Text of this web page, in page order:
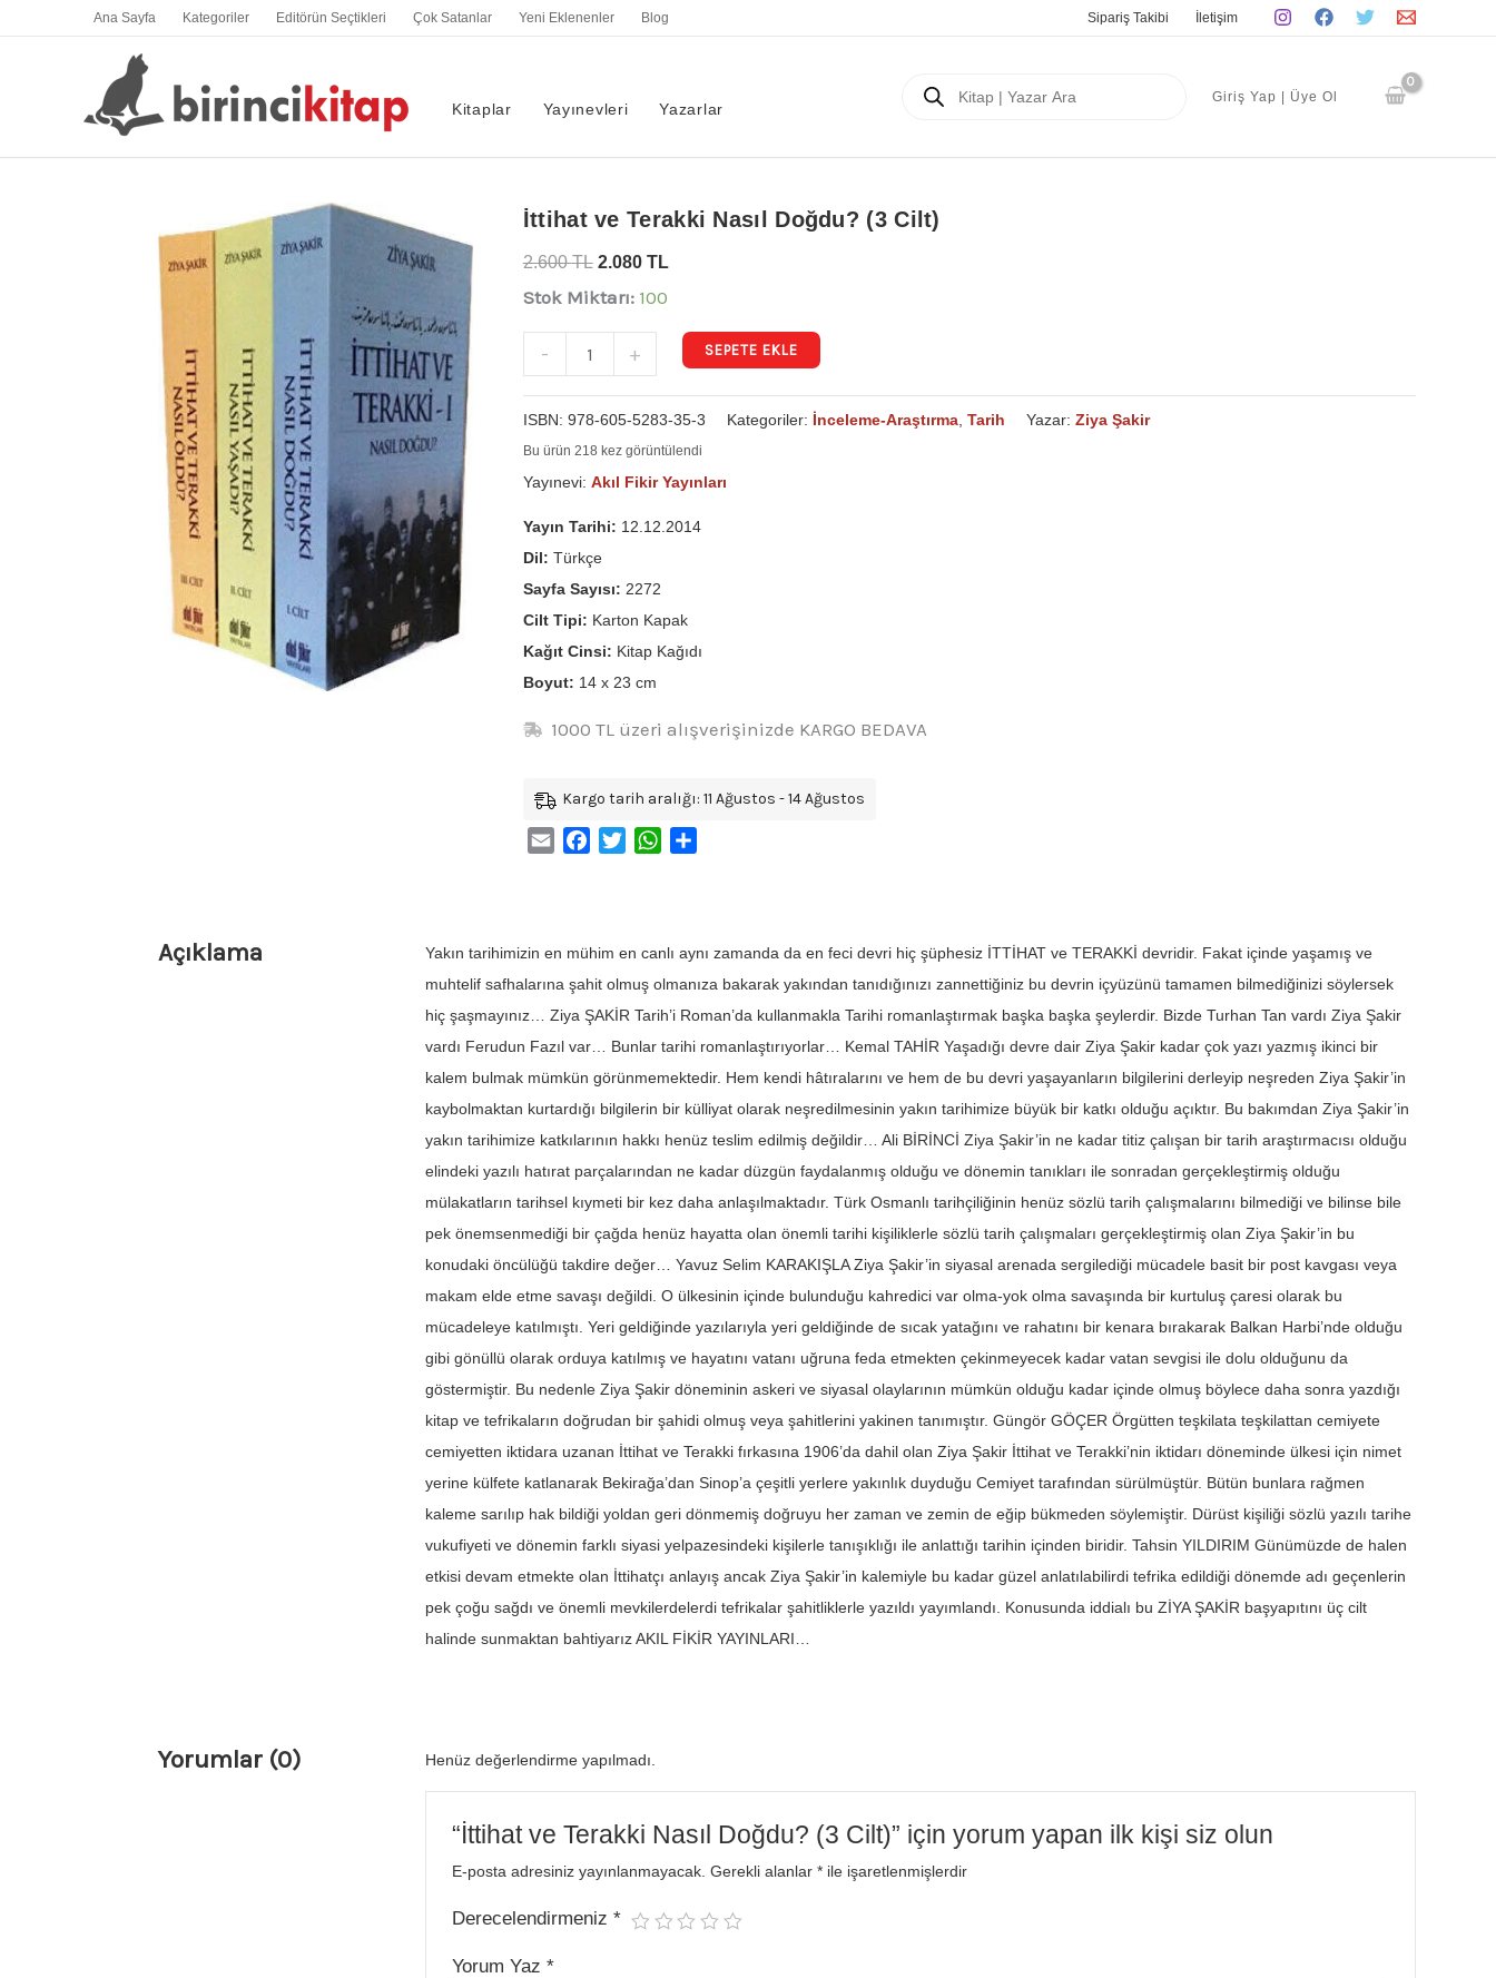
Ana Sayfa Kategoriler Editörün Seçtikleri Çok Satanlar Yeni Eklenenler Blog Sipariş Takibi İletişim
Kitaplar Yayınevleri Yazarlar
search
Giriş Yap | Üye Ol
İttihat ve Terakki Nasıl Doğdu? (3 Cilt)
2.600TL 2.080 TL
Stok Miktarı: 100
-
İttihat
Nasıl
(3
+ SEPETE EKLE
ISBN: 978-605-5283-35-3 Kategoriler: İnceleme-Araştırma, Tarih Yazar: Ziya Şakir
Bu ürün 218 kez görüntülendi
Yayınevi: Akıl Fikir Yayınları
Yayın Tarihi: 12.12.2014
Dil: Türkçe
Sayfa Sayısı: 2272
Cilt Tipi: Karton Kapak
Kağıt Cinsi: Kitap Kağıdı
Boyut: 14 x 23 cm
1000 TL üzeri alışverişinizde KARGO BEDAVA
Kargo tarih aralığı: 11 Ağustos - 14 Ağustos
Email FacebookTwitterWhatsApp
Açıklama
Yakın tarihimizin en mühim en canlı aynı zamanda da en feci devri hiç şüphesiz İTTİHAT ve TERAKKİ devridir. Fakat içinde yaşamış ve
muhtelif safhalarına şahit olmuş olmanıza bakarak yakından tanıdığınızı zannettiğiniz bu devrin içyüzünü tamamen bilmediğinizi söylersek
hiç şaşmayınız… Ziya ŞAKİR Tarih’i Roman’da kullanmakla Tarihi romanlaştırmak başka başka şeylerdir. Bizde Turhan Tan vardı Ziya Şakir
vardı Ferudun Fazıl var… Bunlar tarihi romanlaştırıyorlar… Kemal TAHİR Yaşadığı devre dair Ziya Şakir kadar çok yazı yazmış ikinci bir
kalem bulmak mümkün görünmemektedir. Hem kendi hâtıralarını ve hem de bu devri yaşayanların bilgilerini derleyip neşreden Ziya Şakir’in
kaybolmaktan kurtardığı bilgilerin bir külliyat olarak neşredilmesinin yakın tarihimize büyük bir katkı olduğu açıktır. Bu bakımdan Ziya Şakir’in
yakın tarihimize katkılarının hakkı henüz teslim edilmiş değildir… Ali BİRİNCİ Ziya Şakir’in ne kadar titiz çalışan bir tarih araştırmacısı olduğu
elindeki yazılı hatırat parçalarından ne kadar düzgün faydalanmış olduğu ve dönemin tanıkları ile sonradan gerçekleştirmiş olduğu
mülakatların tarihsel kıymeti bir kez daha anlaşılmaktadır. Türk Osmanlı tarihçiliğinin henüz sözlü tarih çalışmalarını bilmediği ve bilinse bile
pek önemsenmediği bir çağda henüz hayatta olan önemli tarihi kişiliklerle sözlü tarih çalışmaları gerçekleştirmiş olan Ziya Şakir’in bu
konudaki öncülüğü takdire değer… Yavuz Selim KARAKIŞLA Ziya Şakir’in siyasal arenada sergilediği mücadele basit bir post kavgası veya
makam elde etme savaşı değildi. O ülkesinin içinde bulunduğu kahredici var olma-yok olma savaşında bir kurtuluş çaresi olarak bu
mücadeleye katılmıştı. Yeri geldiğinde yazılarıyla yeri geldiğinde de sıcak yatağını ve rahatını bir kenara bırakarak Balkan Harbi’nde olduğu
gibi gönüllü olarak orduya katılmış ve hayatını vatanı uğruna feda etmekten çekinmeyecek kadar vatan sevgisi ile dolu olduğunu da
göstermiştir. Bu nedenle Ziya Şakir döneminin askeri ve siyasal olaylarının mümkün olduğu kadar içinde olmuş böylece daha sonra yazdığı
kitap ve tefrikaların doğrudan bir şahidi olmuş veya şahitlerini yakinen tanımıştır. Güngör GÖÇER Örgütten teşkilata teşkilattan cemiyete
cemiyetten iktidara uzanan İttihat ve Terakki fırkasına 1906’da dahil olan Ziya Şakir İttihat ve Terakki’nin iktidarı döneminde ülkesi için nimet
yerine külfete katlanarak Bekirağa’dan Sinop’a çeşitli yerlere yakınlık duyduğu Cemiyet tarafından sürülmüştür. Bütün bunlara rağmen
kaleme sarılıp hak bildiği yoldan geri dönmemiş doğruyu her zaman ve zemin de eğip bükmeden söylemiştir. Dürüst kişiliği sözlü yazılı tarihe
vukufiyeti ve dönemin farklı siyasi yelpazesindeki kişilerle tanışıklığı ile anlattığı tarihin içinden biridir. Tahsin YILDIRIM Günümüzde de halen
etkisi devam etmekte olan İttihatçı anlayış ancak Ziya Şakir’in kalemiyle bu kadar güzel anlatılabilirdi tefrika edildiği dönemde adı geçenlerin
pek çoğu sağdı ve önemli mevkilerdelerdi tefrikalar şahitliklerle yazıldı yayımlandı. Konusunda iddialı bu ZİYA ŞAKİR başyapıtını üç cilt
halinde sunmaktan bahtiyarız AKIL FİKİR YAYINLARI…
Yorumlar (0) Henüz değerlendirme yapılmadı.
“İttihat ve Terakki Nasıl Doğdu? (3 Cilt)” için yorum yapan ilk kişi siz olun
E-posta adresiniz yayınlanmayacak. Gerekli alanlar* ile işaretlenmişlerdir
Derecelendirmeniz*
Yorum Yaz*